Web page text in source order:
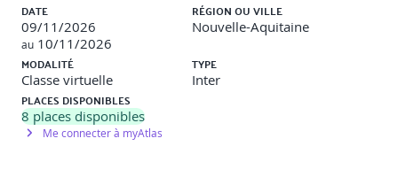
Industrialiser les développements
Le besoin : Améliorer la qualité logicielle
La gestion du code source : Concepts et outils
- Les dépôts sur le réseau local : Git, GitLab
- Les services SaaS sur Internet : GitHub, Bitbucket
DATE
09/11/2026
au 10/11/2026
RÉGION OU VILLE
Nouvelle-Aquitaine
MODALITÉ
Classe virtuelle
TYPE
Inter
PLACES DISPONIBLES
8 places disponibles
Me connecter à myAtlas